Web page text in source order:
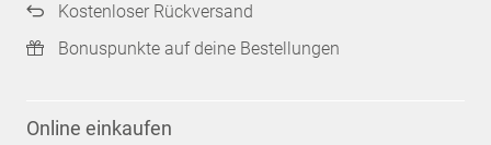
Kostenloser Rückversand
Bonuspunkte auf deine Bestellungen
Online einkaufen